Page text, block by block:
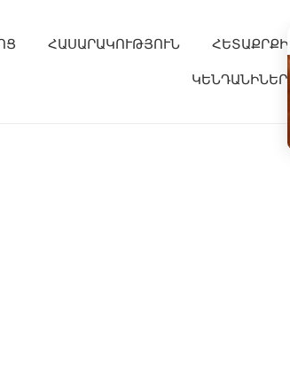
ՀԱՍԱՐԱԿՈՒԹՅՈՒՆ ՀԵՏԱՔՐՔԻՐ
ԿԵՆԴԱՆԻՆԵՐ